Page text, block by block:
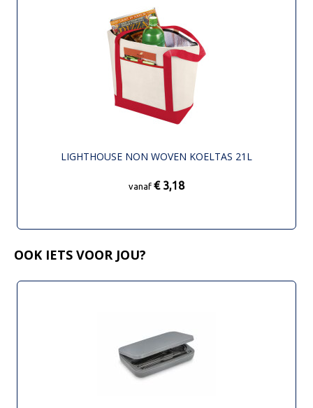
LIGHTHOUSE NON WOVEN KOELTAS 21L
vanaf € 3,18
OOK IETS VOOR JOU?